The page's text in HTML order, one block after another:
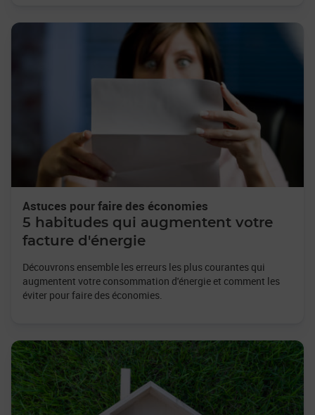
Astuces pour faire des économies
5 habitudes qui augmentent votre
facture d'énergie
Découvrons ensemble les erreurs les plus courantes qui
augmentent votre consommation d'énergie et comment les
éviter pour faire des économies.